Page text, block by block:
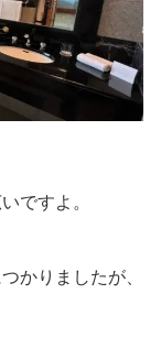
ですよ。
かりましたが、